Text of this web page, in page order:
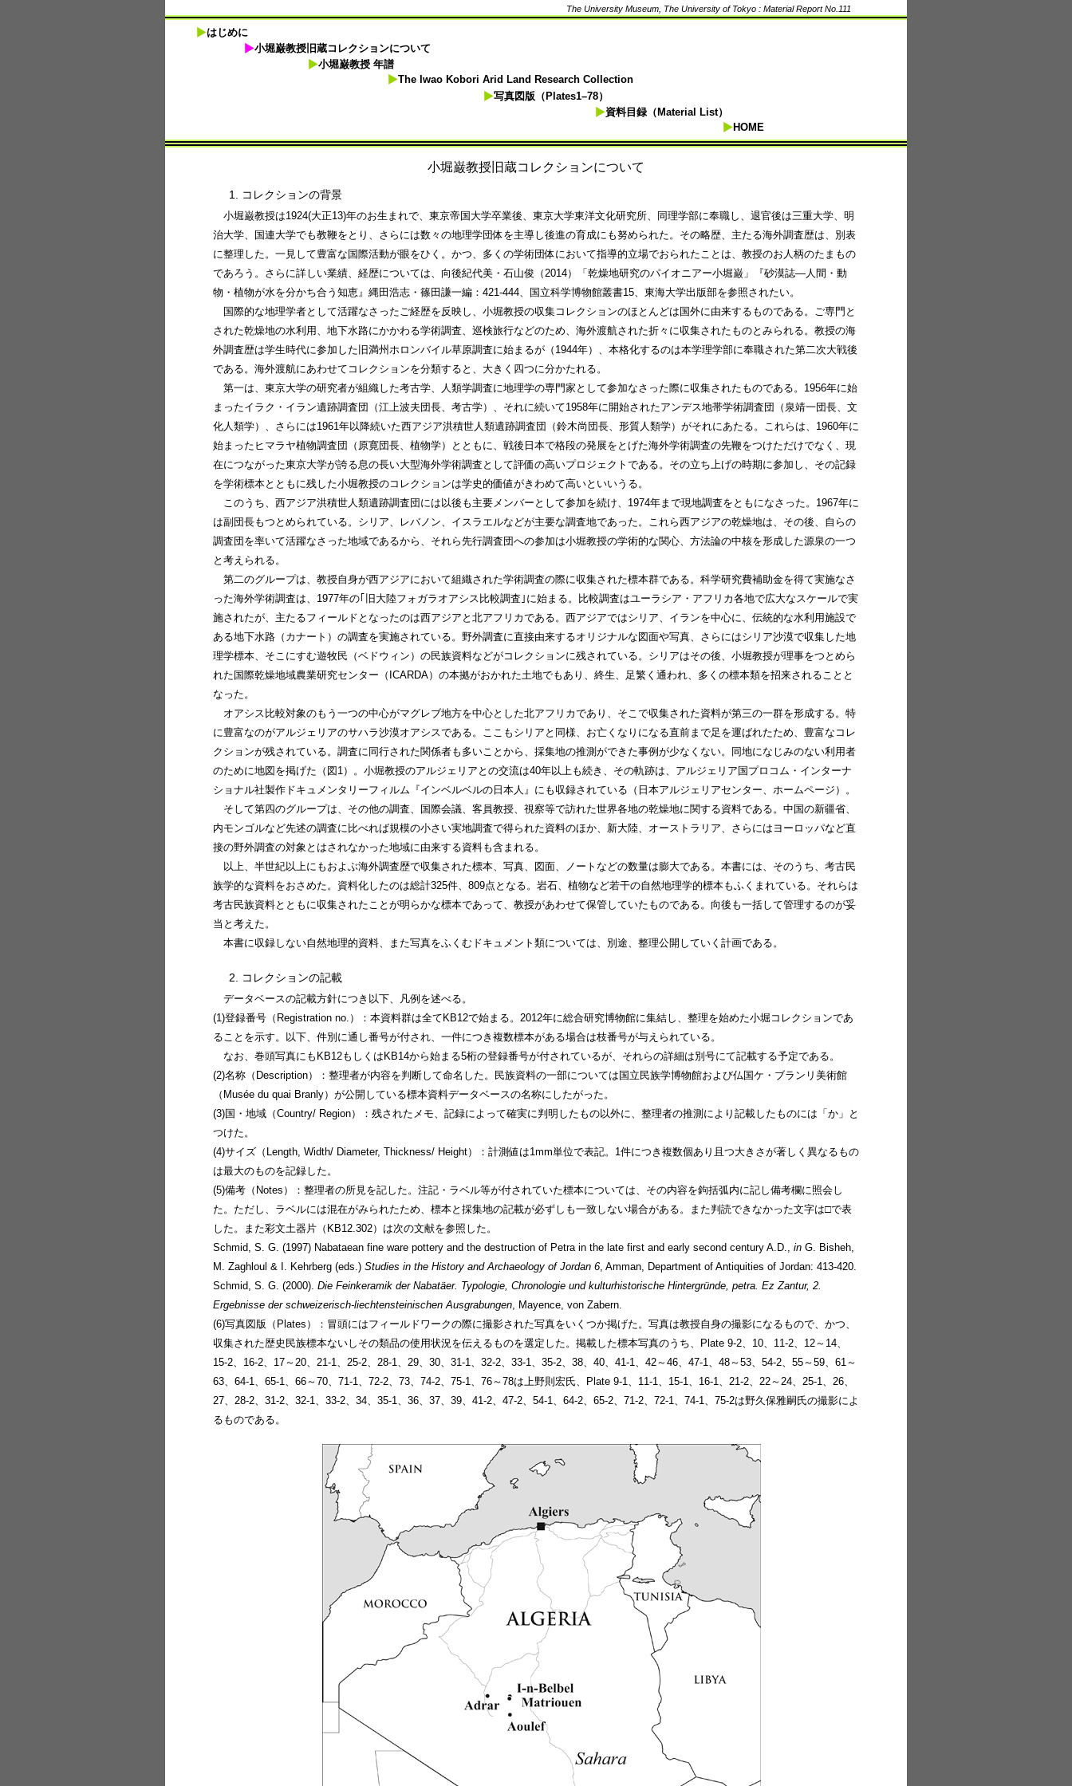
The University Museum, The University of Tokyo : Material Report No.111
はじめに
小堀巌教授旧蔵コレクションについて
小堀巌教授 年譜
The Iwao Kobori Arid Land Research Collection
写真図版（Plates1–78）
資料目録（Material List）
HOME
小堀巌教授旧蔵コレクションについて
1. コレクションの背景
小堀巌教授は1924(大正13)年のお生まれで、東京帝国大学卒業後、東京大学東洋文化研究所、同理学部に奉職し、退官後は三重大学、明
治大学、国連大学でも教鞭をとり、さらには数々の地理学団体を主導し後進の育成にも努められた。その略歴、主たる海外調査歴は、別表
に整理した。一見して豊富な国際活動が眼をひく。かつ、多くの学術団体において指導的立場でおられたことは、教授のお人柄のたまもの
であろう。さらに詳しい業績、経歴については、向後紀代美・石山俊（2014）「乾燥地研究のパイオニアー小堀巌」『砂漠誌—人間・動
物・植物が水を分かち合う知恵』縄田浩志・篠田謙一編：421-444、国立科学博物館叢書15、東海大学出版部を参照されたい。
国際的な地理学者として活躍なさったご経歴を反映し、小堀教授の収集コレクションのほとんどは国外に由来するものである。ご専門と
された乾燥地の水利用、地下水路にかかわる学術調査、巡検旅行などのため、海外渡航された折々に収集されたものとみられる。教授の海
外調査歴は学生時代に参加した旧満州ホロンバイル草原調査に始まるが（1944年）、本格化するのは本学理学部に奉職された第二次大戦後
である。海外渡航にあわせてコレクションを分類すると、大きく四つに分かたれる。
第一は、東京大学の研究者が組織した考古学、人類学調査に地理学の専門家として参加なさった際に収集されたものである。1956年に始
まったイラク・イラン遺跡調査団（江上波夫団長、考古学）、それに続いて1958年に開始されたアンデス地帯学術調査団（泉靖一団長、文
化人類学）、さらには1961年以降続いた西アジア洪積世人類遺跡調査団（鈴木尚団長、形質人類学）がそれにあたる。これらは、1960年に
始まったヒマラヤ植物調査団（原寛団長、植物学）とともに、戦後日本で格段の発展をとげた海外学術調査の先鞭をつけただけでなく、現
在につながった東京大学が誇る息の長い大型海外学術調査として評価の高いプロジェクトである。その立ち上げの時期に参加し、その記録
を学術標本とともに残した小堀教授のコレクションは学史的価値がきわめて高いといいうる。
このうち、西アジア洪積世人類遺跡調査団には以後も主要メンバーとして参加を続け、1974年まで現地調査をともになさった。1967年に
は副団長もつとめられている。シリア、レバノン、イスラエルなどが主要な調査地であった。これら西アジアの乾燥地は、その後、自らの
調査団を率いて活躍なさった地域であるから、それら先行調査団への参加は小堀教授の学術的な関心、方法論の中核を形成した源泉の一つ
と考えられる。
第二のグループは、教授自身が西アジアにおいて組織された学術調査の際に収集された標本群である。科学研究費補助金を得て実施なさ
った海外学術調査は、1977年の｢旧大陸フォガラオアシス比較調査｣に始まる。比較調査はユーラシア・アフリカ各地で広大なスケールで実
施されたが、主たるフィールドとなったのは西アジアと北アフリカである。西アジアではシリア、イランを中心に、伝統的な水利用施設で
ある地下水路（カナート）の調査を実施されている。野外調査に直接由来するオリジナルな図面や写真、さらにはシリア沙漠で収集した地
理学標本、そこにすむ遊牧民（ベドウィン）の民族資料などがコレクションに残されている。シリアはその後、小堀教授が理事をつとめら
れた国際乾燥地域農業研究センター（ICARDA）の本拠がおかれた土地でもあり、終生、足繁く通われ、多くの標本類を招来されることと
なった。
オアシス比較対象のもう一つの中心がマグレブ地方を中心とした北アフリカであり、そこで収集された資料が第三の一群を形成する。特
に豊富なのがアルジェリアのサハラ沙漠オアシスである。ここもシリアと同様、お亡くなりになる直前まで足を運ばれたため、豊富なコレ
クションが残されている。調査に同行された関係者も多いことから、採集地の推測ができた事例が少なくない。同地になじみのない利用者
のために地図を掲げた（図1）。小堀教授のアルジェリアとの交流は40年以上も続き、その軌跡は、アルジェリア国プロコム・インターナ
ショナル社製作ドキュメンタリーフィルム『インベルベルの日本人』にも収録されている（日本アルジェリアセンター、ホームページ）。
そして第四のグループは、その他の調査、国際会議、客員教授、視察等で訪れた世界各地の乾燥地に関する資料である。中国の新疆省、
内モンゴルなど先述の調査に比べれば規模の小さい実地調査で得られた資料のほか、新大陸、オーストラリア、さらにはヨーロッパなど直
接の野外調査の対象とはされなかった地域に由来する資料も含まれる。
以上、半世紀以上にもおよぶ海外調査歴で収集された標本、写真、図面、ノートなどの数量は膨大である。本書には、そのうち、考古民
族学的な資料をおさめた。資料化したのは総計325件、809点となる。岩石、植物など若干の自然地理学的標本もふくまれている。それらは
考古民族資料とともに収集されたことが明らかな標本であって、教授があわせて保管していたものである。向後も一括して管理するのが妥
当と考えた。
本書に収録しない自然地理的資料、また写真をふくむドキュメント類については、別途、整理公開していく計画である。
2. コレクションの記載
データベースの記載方針につき以下、凡例を述べる。
(1)登録番号（Registration no.）：本資料群は全てKB12で始まる。2012年に総合研究博物館に集結し、整理を始めた小堀コレクションであ
ることを示す。以下、件別に通し番号が付され、一件につき複数標本がある場合は枝番号が与えられている。
なお、巻頭写真にもKB12もしくはKB14から始まる5桁の登録番号が付されているが、それらの詳細は別号にて記載する予定である。
(2)名称（Description）：整理者が内容を判断して命名した。民族資料の一部については国立民族学博物館および仏国ケ・ブランリ美術館
（Musée du quai Branly）が公開している標本資料データベースの名称にしたがった。
(3)国・地域（Country/ Region）：残されたメモ、記録によって確実に判明したもの以外に、整理者の推測により記載したものには「か」と
つけた。
(4)サイズ（Length, Width/ Diameter, Thickness/ Height）：計測値は1mm単位で表記。1件につき複数個あり且つ大きさが著しく異なるもの
は最大のものを記録した。
(5)備考（Notes）：整理者の所見を記した。注記・ラベル等が付されていた標本については、その内容を鉤括弧内に記し備考欄に照会し
た。ただし、ラベルには混在がみられたため、標本と採集地の記載が必ずしも一致しない場合がある。また判読できなかった文字は□で表
した。また彩文土器片（KB12.302）は次の文献を参照した。
Schmid, S. G. (1997) Nabataean fine ware pottery and the destruction of Petra in the late first and early second century A.D., in G. Bisheh,
M. Zaghloul & I. Kehrberg (eds.) Studies in the History and Archaeology of Jordan 6, Amman, Department of Antiquities of Jordan: 413-420.
Schmid, S. G. (2000). Die Feinkeramik der Nabatӓer. Typologie, Chronologie und kulturhistorische Hintergründe, petra. Ez Zantur, 2.
Ergebnisse der schweizerisch-liechtensteinischen Ausgrabungen, Mayence, von Zabern.
(6)写真図版（Plates）：冒頭にはフィールドワークの際に撮影された写真をいくつか掲げた。写真は教授自身の撮影になるもので、かつ、
収集された歴史民族標本ないしその類品の使用状況を伝えるものを選定した。掲載した標本写真のうち、Plate 9-2、10、11-2、12～14、
15-2、16-2、17～20、21-1、25-2、28-1、29、30、31-1、32-2、33-1、35-2、38、40、41-1、42～46、47-1、48～53、54-2、55～59、61～
63、64-1、65-1、66～70、71-1、72-2、73、74-2、75-1、76～78は上野則宏氏、Plate 9-1、11-1、15-1、16-1、21-2、22～24、25-1、26、
27、28-2、31-2、32-1、33-2、34、35-1、36、37、39、41-2、47-2、54-1、64-2、65-2、71-2、72-1、74-1、75-2は野久保雅嗣氏の撮影によ
るものである。